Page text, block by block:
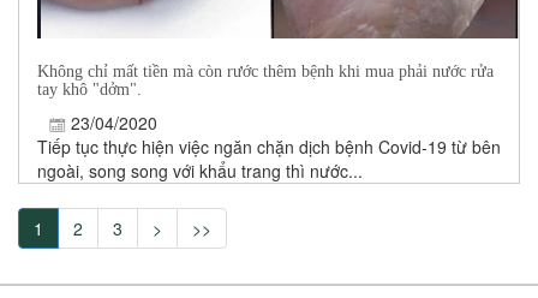
Không chỉ mất tiền mà còn rước thêm bệnh khi mua phải nước rửa
tay khô "dởm".
23/04/2020
Tiếp tục thực hiện việc ngăn chặn dịch bệnh Covid-19 từ bên
ngoài, song song với khẩu trang thì nước...
1 2 3 > >>